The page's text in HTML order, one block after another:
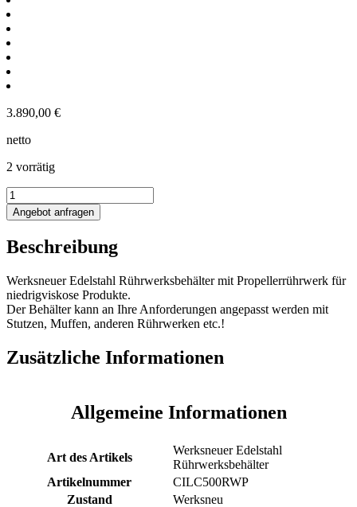
3.890,00 €
netto
2 vorrätig
510L
Rührwerksbehälter
mit
Menge
Angebot anfragen
Beschreibung
Werksneuer Edelstahl Rührwerksbehälter mit Propellerrührwerk für
niedrigviskose Produkte.
Der Behälter kann an Ihre Anforderungen angepasst werden mit
Stutzen, Muffen, anderen Rührwerken etc.!
Zusätzliche Informationen
Allgemeine Informationen
Art des Artikels
Werksneuer Edelstahl
Rührwerksbehälter
Artikelnummer
CILC500RWP
Zustand
Werksneu